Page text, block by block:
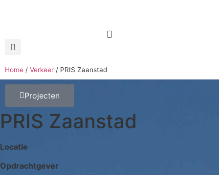
Home / Verkeer / PRIS Zaanstad
Projecten
PRIS Zaanstad
Locatie
Opdrachtgever